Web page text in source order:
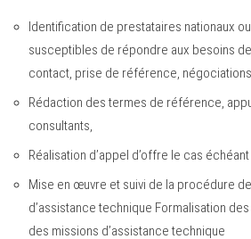
Identification de prestataires nationaux
susceptibles de répondre aux besoins
contact, prise de référence,
Rédaction des termes de référence,
consultants,
Réalisation d’appel d’offre le cas échéant
Mise en œuvre et suivi de la procédure
d’assistance technique Formalisation
des missions d’assistance technique